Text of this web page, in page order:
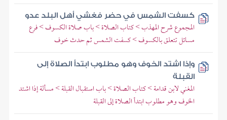
كسفت الشمس في حضر فغشي أهل البلد عدو
المجموع شرح المهذب > كتاب الصلاة > باب صلاة الكسوف > فرع
مسائل تتعلق بالكسوف > كسفت الشمس ثم حدث خوف
وإذا اشتد الخوف وهو مطلوب ابتدأ الصلاة إلى
القبلة
المغني لابن قدامة > كتاب الصلاة > باب استقبال القبلة > مسألة إذا اشتد
الخوف وهو مطلوب ابتدأ الصلاة إلى القبلة